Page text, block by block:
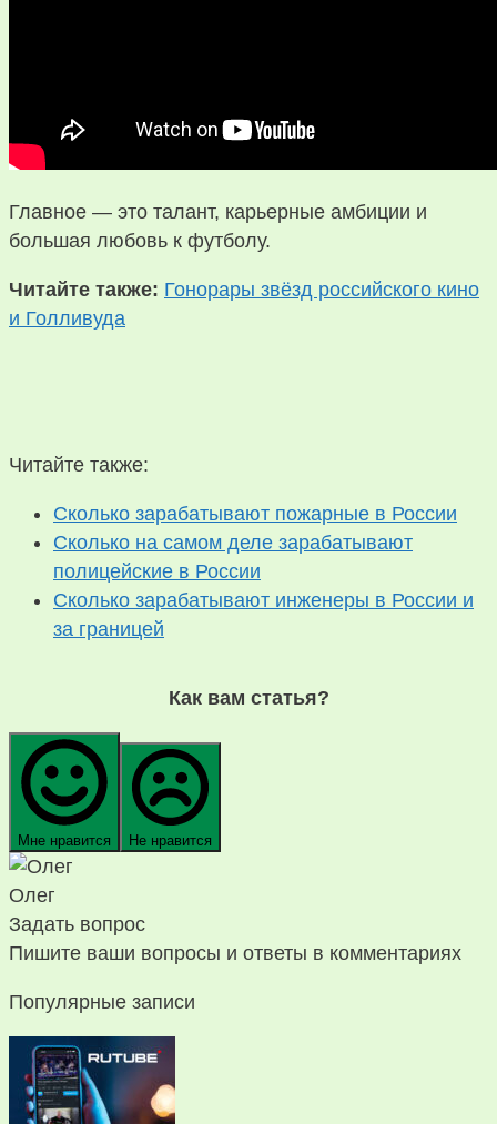
Главное — это талант, карьерные амбиции и
большая любовь к футболу.
Читайте также: Гонорары звёзд российского кино
и Голливуда
Читайте также:
Сколько зарабатывают пожарные в России
Сколько на самом деле зарабатывают
полицейские в России
Сколько зарабатывают инженеры в России и
за границей
Как вам статья?
Мне нравится Не нравится
Олег
Задать вопрос
Пишите ваши вопросы и ответы в комментариях
Популярные записи